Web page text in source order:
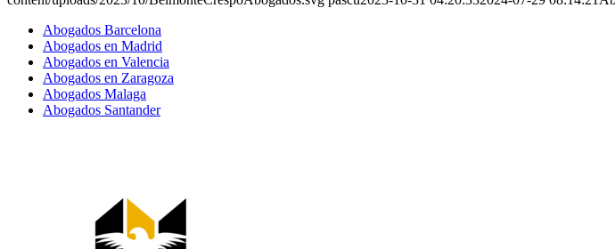
Abogados Barcelona
Abogados en Madrid
Abogados en Valencia
Abogados en Zaragoza
Abogados Malaga
Abogados Santander